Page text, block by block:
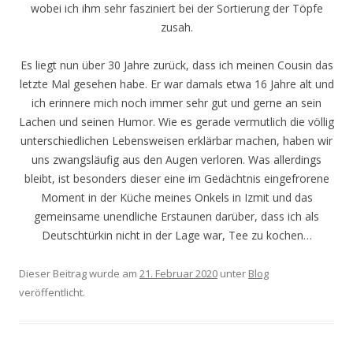
wobei ich ihm sehr fasziniert bei der Sortierung der Töpfe
zusah.
Es liegt nun über 30 Jahre zurück, dass ich meinen Cousin das
letzte Mal gesehen habe. Er war damals etwa 16 Jahre alt und
ich erinnere mich noch immer sehr gut und gerne an sein
Lachen und seinen Humor. Wie es gerade vermutlich die völlig
unterschiedlichen Lebensweisen erklärbar machen, haben wir
uns zwangsläufig aus den Augen verloren. Was allerdings
bleibt, ist besonders dieser eine im Gedächtnis eingefrorene
Moment in der Küche meines Onkels in Izmit und das
gemeinsame unendliche Erstaunen darüber, dass ich als
Deutschtürkin nicht in der Lage war, Tee zu kochen…
Dieser Beitrag wurde am 21. Februar 2020 unter Blog
veröffentlicht.